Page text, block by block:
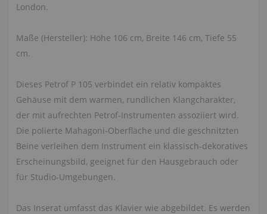
London.
Maße (Hersteller): Höhe 106 cm, Breite 146 cm, Tiefe 55
cm.
Dieses Petrof P 105 verbindet ein relativ kompaktes
Gehäuse mit dem warmen, rundlichen Klangcharakter,
der mit aufrechten Petrof‑Instrumenten assoziiert wird.
Die polierte Mahagoni‑Oberfläche und die geschnitzten
Beine verleihen dem Instrument ein klassisch‑dekoratives
Erscheinungsbild, geeignet für den Hausgebrauch oder
für Studio‑Umgebungen.
Das Inserat umfasst das Klavier wie abgebildet. Es werden